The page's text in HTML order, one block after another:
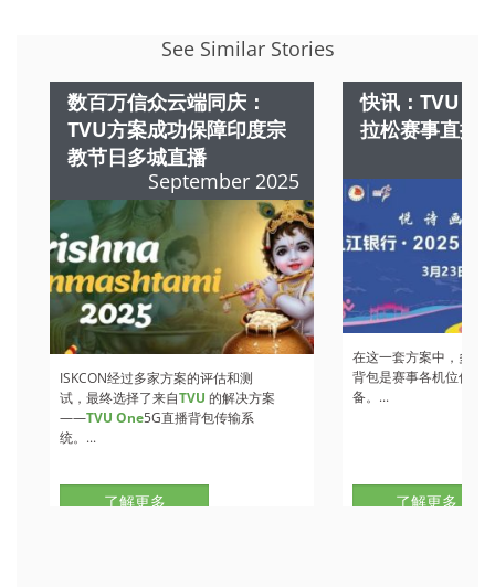
See Similar Stories
数百万信众云端同庆：
TVU方案成功保障印度宗
教节日多城直播
September 2025
ISKCON经过多家方案的评估和测
试，最终选择了来自TVU 的解决方案
——TVU One5G直播背包传输系
统。...
了解更多
快讯：TVU 方
拉松赛事直播
在这一套方案中，多部
背包是赛事各机位信号
备。...
了解更多